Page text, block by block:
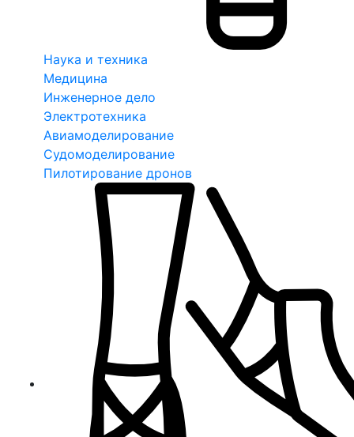
Наука и техника
Медицина
Инженерное дело
Электротехника
Авиамоделирование
Судомоделирование
Пилотирование дронов